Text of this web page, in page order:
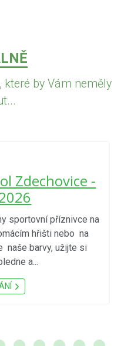
které by Vám neměly
Zdechovice -
sportovní příznivce na
hřišti nebo na
naše barvy, užijte si
a...